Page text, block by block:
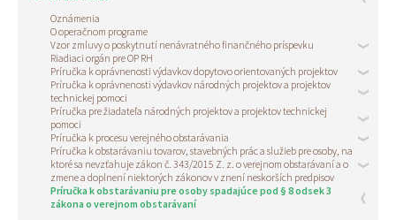
Oznámenia
O operačnom programe
Vzor zmluvy o poskytnutí nenávratného finančného príspevku
Riadiaci orgán pre OP RH
Príručka k oprávnenosti výdavkov dopytovo orientovaných projektov
Príručka k oprávnenosti výdavkov národných projektov a projektov
technickej pomoci
Príručka pre žiadateľa národných projektov a projektov technickej
pomoci
Príručka k procesu verejného obstarávania
Príručka k obstarávaniu tovarov, stavebných prác a služieb pre osoby, na
ktoré sa nevzťahuje zákon č. 343/2015 Z. z. o verejnom obstarávaní a o
zmene a doplnení niektorých zákonov v znení neskorších predpisov
Príručka k obstarávaniu pre osoby spadajúce pod § 8 odsek 3
zákona o verejnom obstarávaní